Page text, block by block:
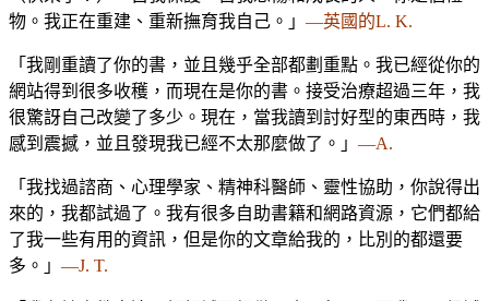
物。我正在重建、重新撫育我自己。」 —英國的L. K.
「我剛重讀了你的書，並且幾乎全部都劃重點。我已經從你的
網站得到很多收穫，而現在是你的書。接受治療超過三年，我
很驚訝自己改變了多少。現在，當我讀到討好型的東西時，我
感到震撼，並且發現我已經不太那麼做了。」 —A.
「我找過諮商、心理學家、精神科醫師、靈性協助，你說得出
來的，我都試過了。我有很多自助書籍和網路資源，它們都給
了我一些有用的資訊，但是你的文章給我的，比別的都還要
多。」 —J. T.